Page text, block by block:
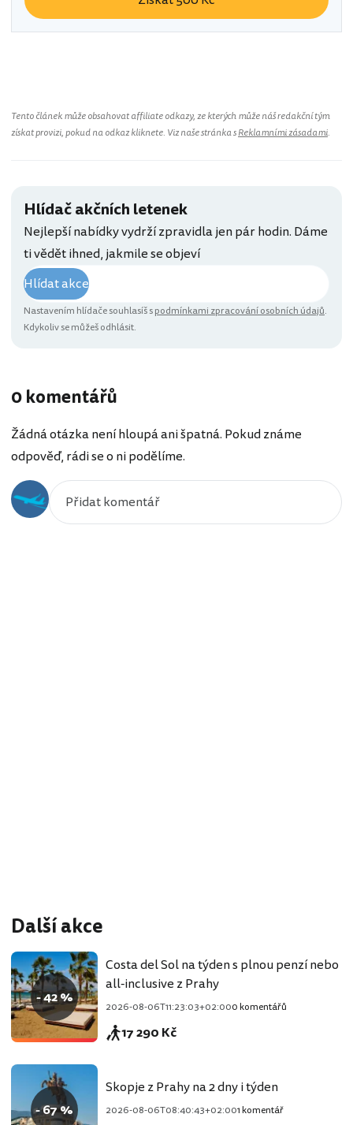
Tento článek může obsahovat affiliate odkazy, ze kterých může náš redakční tým
získat provizi, pokud na odkaz kliknete. Viz naše stránka sReklamními zásadami.
Hlídač akčních letenek
Nejlepší nabídky vydrží zpravidla jen pár hodin. Dáme
ti vědět ihned, jakmile se objeví
Hlídat akce
Nastavením hlídače souhlasíš spodmínkami zpracování osobních údajů.
Kdykoliv se můžeš odhlásit.
0 komentářů
Žádná otázka není hloupá ani špatná. Pokud známe
odpověď, rádi se o ni podělíme.
Další akce
- 42 %
Costa del Sol na týden s plnou penzí nebo
all-inclusive z Prahy
2026-08-06T11:23:03+02:000 komentářů
17 290 Kč
- 67 %
Skopje z Prahy na 2 dny i týden
2026-08-06T08:40:43+02:001 komentář